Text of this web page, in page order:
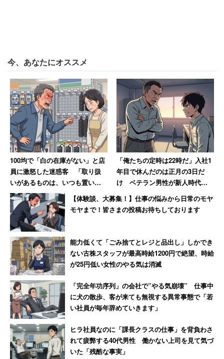
今、あなたにオススメ
100均で「白の在庫がない」と店
員に激怒した迷惑客 「取り扱
いがあるものは、いつも置いと
け」と主張 → 後日「近所で有名
なクレーマー」と判明
「俺たちの定時は22時だ」入社1
年目で休んだのは正月の3日だ
け ベテラン男性が新人時代に
目撃した“退職ドミノ”の現場
【前編】
【体験談、大募集！】仕事の悩みから日常のモヤ
モヤまで！皆さまの投稿お待ちしております
能力低くて「ごみ捨てとレジと品出し」しかでき
ない古株スタッフが最高時給1200円で絶望、時給
が25円低い女性のやる気は消滅
「完全年功序列」の会社で”やる気崩壊” 仕事中
に犬の散歩、客が来ても無視する異常事態で「若
い社員が毎年辞めていきます」
ヒラ社員なのに「課長クラスの仕事」を背負わさ
れて疲弊する40代男性 働かない上司を見て気づ
いた「残酷な事実」